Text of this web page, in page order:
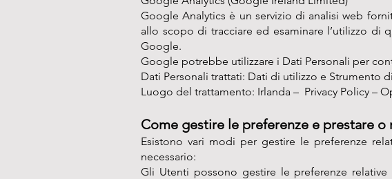
Google Analytics è un servizio di analisi web
allo scopo di tracciare ed esaminare l’utilizzo
Google.
Google potrebbe utilizzare i Dati Personali per
Dati Personali trattati: Dati di utilizzo e Strumento
Luogo del trattamento: Irlanda – Privacy Policy –
Come gestire le preferenze e prestare o
Esistono vari modi per gestire le preferenze
necessario:
Gli Utenti possono gestire le preferenze